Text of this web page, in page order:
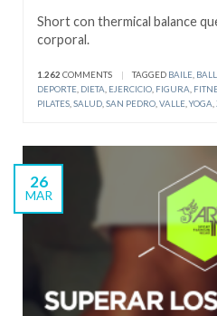
Short con thermical balance
corporal.
1.262 COMMENTS | TAGGED BAILE
DEPORTE DIETA EJERCICIO FIGURA
PILATES SALUD SAN PEDRO VALLE ,YOGA
26
MAR